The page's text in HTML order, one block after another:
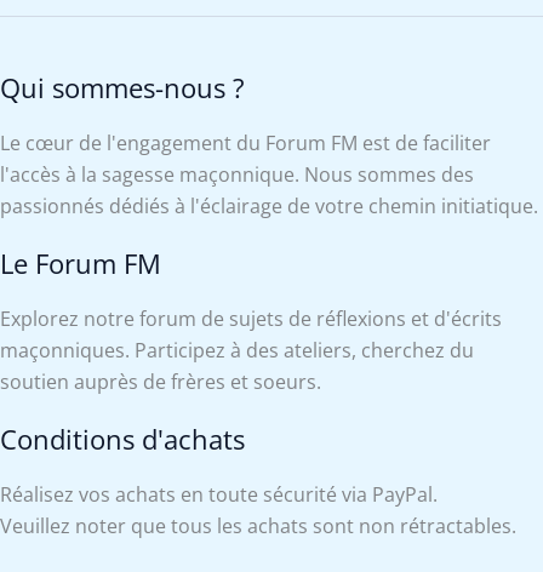
Qui sommes-nous ?
Le cœur de l'engagement du Forum FM est de faciliter
l'accès à la sagesse maçonnique. Nous sommes des
passionnés dédiés à l'éclairage de votre chemin initiatique.
Le Forum FM
Explorez notre forum de sujets de réflexions et d'écrits
maçonniques. Participez à des ateliers, cherchez du
soutien auprès de frères et soeurs.
Conditions d'achats
Réalisez vos achats en toute sécurité via PayPal.
Veuillez noter que tous les achats sont non rétractables.